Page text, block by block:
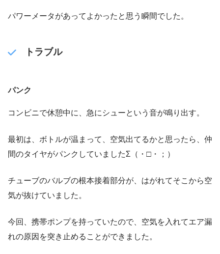
パワーメータがあってよかったと思う瞬間でした。
トラブル
パンク
コンビニで休憩中に、急にシューという音が鳴り出す。
最初は、ボトルが温まって、空気出てるかと思ったら、仲
間のタイヤがパンクしていましたΣ（・□・；）
チューブのバルブの根本接着部分が、はがれてそこから空
気が抜けていました。
今回、携帯ポンプを持っていたので、空気を入れてエア漏
れの原因を突き止めることができました。